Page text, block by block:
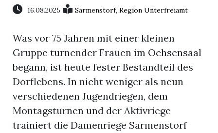
Veranstaltungen
Stellen
E-
Paper
Newsletter
App
16.08.2025 Sarmenstorf,Region Unterfreiamt
Was vor 75 Jahren mit einer kleinen
Gruppe turnender Frauen im Ochsensaal
begann, ist heute fester Bestandteil des
Dorflebens. In nicht weniger als neun
verschiedenen Jugendriegen, dem
Montagsturnen und der Aktivriege
trainiert die Damenriege Sarmenstorf